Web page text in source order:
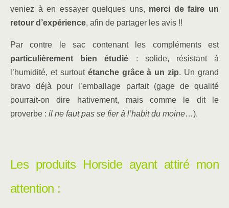
veniez à en essayer quelques uns, merci de faire un
retour d’expérience, afin de partager les avis !!
Par contre le sac contenant les compléments est
particulièrement bien étudié : solide, résistant à
l’humidité, et surtout étanche grâce à un zip. Un grand
bravo déjà pour l’emballage parfait (gage de qualité
pourrait-on dire hativement, mais comme le dit le
proverbe : il ne faut pas se fier à l’habit du moine…).
Les produits Horside ayant attiré mon
attention :